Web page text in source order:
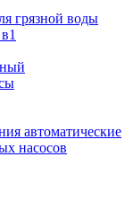
грязной воды
автоматические
насосов